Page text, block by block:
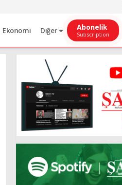
Ekonomi Diğer Abonelik
Subscription